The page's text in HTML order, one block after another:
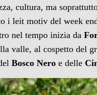
cultura, ma
i leit motiv del week
nel tempo inizia da
valle, al cospetto del
Bosco Neroe delle